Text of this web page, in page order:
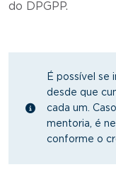
do DPGPP.
É possível se
desde que
cada um.
mentoria, é
conforme o